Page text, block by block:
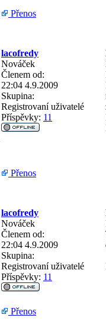
Přenos
lacofredy
Nováček
Členem od:
22:04 4.9.2009
Skupina:
Registrovaní uživatelé
Příspěvky: 11
Přenos
lacofredy
Nováček
Členem od:
22:04 4.9.2009
Skupina:
Registrovaní uživatelé
Příspěvky: 11
Přenos